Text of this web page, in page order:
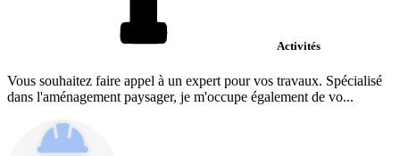
Activités
Vous souhaitez faire appel à un expert pour vos travaux. Spécialisé
dans l'aménagement paysager, je m'occupe également de vo...